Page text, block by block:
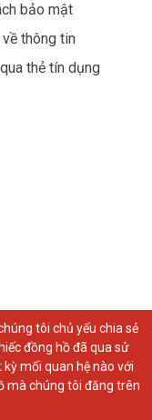
bảo mật
thông tin
thẻ tín dụng
tôi chủ yếu chia sẻ
đồng hồ đã qua sử
mối quan hệ nào với
mà chúng tôi đăng trên